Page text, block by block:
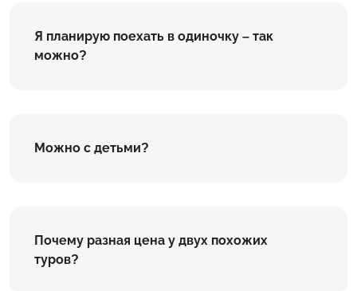
Я планирую поехать в одиночку – так
можно?
Можно с детьми?
Почему разная цена у двух похожих
туров?